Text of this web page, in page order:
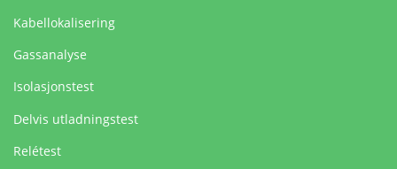
Kabellokalisering
Gassanalyse
Isolasjonstest
Delvis utladningstest
Relétest